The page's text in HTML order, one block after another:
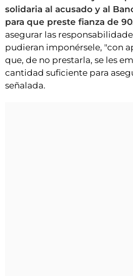
solidaria al acusado y al
para que preste fianza de
asegurar las
pudieran imponérsele, "con
que, de no prestarla, se les
cantidad suficiente para
señalada.